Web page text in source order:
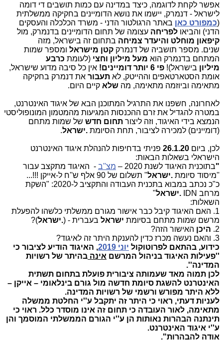
אפשר לקחת לדוגמה, כיצד במדינה עם כמות תושבים די דומה
לישראל - דנמרק, יישמו את נושא הדומיינים בחקיקה ממשלתית
(כמפורט כאן באתר הרגולטור הדני - משרד הכלכלה והעסקים
הדני) והביאו לפריחה עצומה של תחום הדומיינים בדנמרק, מול
קיפאון מוחלט והיעדר צמיחה בתחום זה בישראל, מזה
שנים. מספר תושביה של דנמרק קטן מישראל ומספר שמות
המתחם בדנמרק הוא מעל מיליון וחצי (לעומת כרבע
מיליון בישראל)! פי 6 יותר דומיינים!
אין כל סיבה מדוע שישראל,
אומת הסטארטאפים וההייטק, לא תעבור את דנמרק בחקיקה
מתאימה וביוזמה מתאימה, מה שלא קיים היום.
לאחרונה, חשפנו את התרגיל המתוכנן הבא של איגוד האינטרנט,
במטרה להגדיל את זרם ההכנסות המגיעות מהמטמון המונופוליסטי
הנמצא בידי האיגוד, וזה ליצור תחום חדש של שמות מתחם
(דומיינים) למכירה לציבור, תחת הסיומת .ישראל.
לכן, ביום 26.1.20 פניתי בדחיפות להנהלת איגוד האינטרנט
הישראלי בשאלות הבאות:
"בתוכנית האיגוד לשנת 2020 – מצ''ב - האיגוד מתקצב עבור
''מיסוד סיומת .ישראל'' תשלום של 90 אלף ש''ח ל-אייקן !!!...
כ"כ נכתב במבוא בתכנית העבודה והתקציב ל-2020: "השקת
מרחב IDN .ישראל"
השאלות:
1. האם האיגוד קיבל כבר אישור מגורם ממשלתי כלשהו להפעלת
מרשם שמות מתחם בסיומת ישראל בעברית - (.ישראל)?
2. היכן האישור הזה?
3. והאם נעשה מכרז כדין להענקת היתר זה לאיגוד?
כידוע, בהתאם לפרוטוקול יוני 2019
, האיגוד הודיע לציבור כי
''פעילות האיגוד בניהול המרשם אינה בהיתר של רשויות
המדינה''.
לכן תמוה מאד שעמותה ציבורית פועלת בתחום תשתית
האינטרנט להשגת סיומת חדשה מול גורם בינלאומי – אייקן –
ללא היתר מפורש ורשמי של רשויות המדינה.
לעניות דעתי, ראוי כי היתר זה יתקבל ע''י החלטת ממשלה
מתאימה, לאור העובדה כי תחום זה אינו מוסדר כלל. ראוי כי
תינתנה הבהרות נאותות הן ע''י הגורם הממשלתי המוסמך והן
ע''י איגוד האינטרנט.
אודה להבהרות".